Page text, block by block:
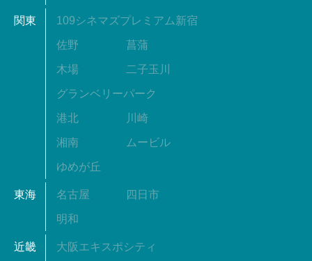
関東 109シネマズプレミアム新宿
佐野 菖蒲
木場 二子玉川
グランベリーパーク
港北 川崎
湘南 ムービル
ゆめが丘
東海 名古屋 四日市
明和
近畿 大阪エキスポシティ